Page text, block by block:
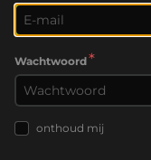
Wachtwoord*
onthoud mij